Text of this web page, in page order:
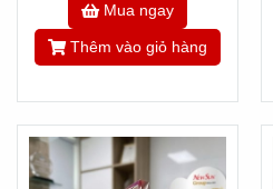
Mua ngay
Thêm vào giỏ hàng